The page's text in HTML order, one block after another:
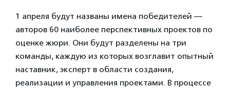
1 апреля будут названы имена победителей —
авторов 60 наиболее перспективных проектов по
оценке жюри. Они будут разделены на три
команды, каждую из которых возглавит опытный
наставник, эксперт в области создания,
реализации и управления проектами. В процессе